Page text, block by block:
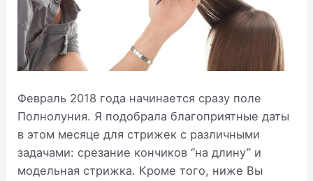
Февраль 2018 года начинается сразу поле
Полнолуния. Я подобрала благоприятные даты
в этом месяце для стрижек с различными
задачами: срезание кончиков “на длину” и
модельная стрижка. Кроме того, ниже Вы